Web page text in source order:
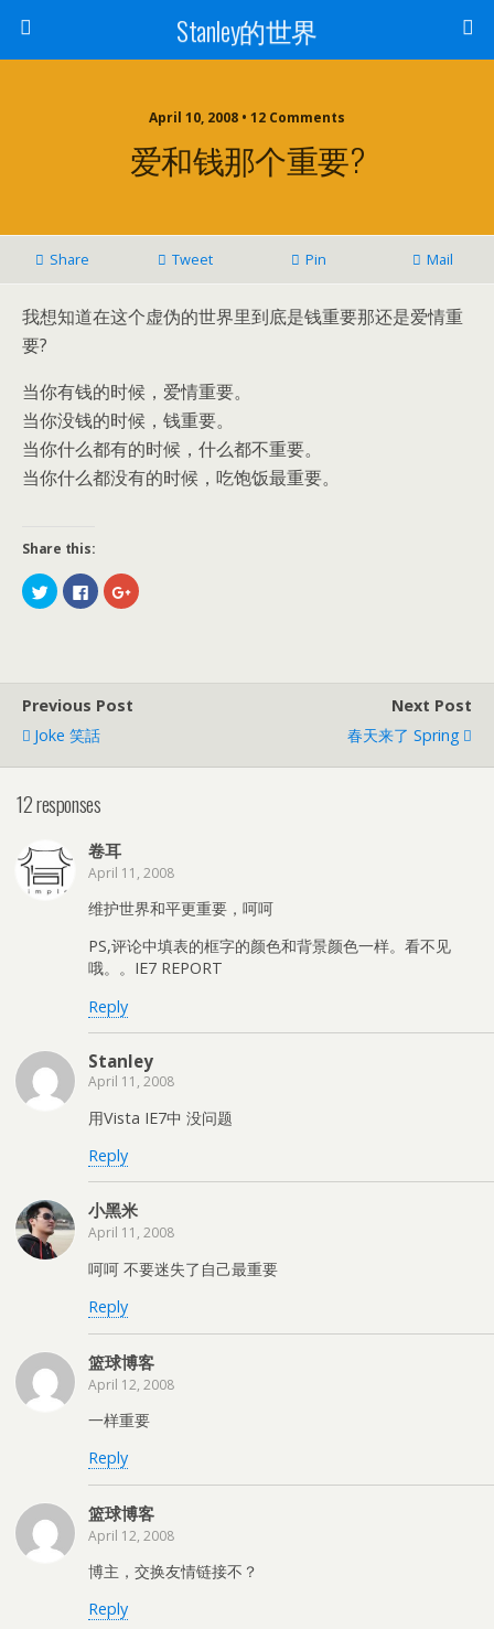
Stanley的世界
April 10, 2008 • 12 Comments
爱和钱那个重要?
Share Tweet Pin Mail
我想知道在这个虚伪的世界里到底是钱重要那还是爱情重
要?
当你有钱的时候，爱情重要。
当你没钱的时候，钱重要。
当你什么都有的时候，什么都不重要。
当你什么都没有的时候，吃饱饭最重要。
Share this:
C
l
a
e
o
T
i
t
r
(
O
p
d
w
)
C
l
a
e
o
F
c
e
o
o
k
(
p
e
s
i
n
e
w
w
i
n
d
o
w
C
l
a
G
(
O
e
n
i
n
n
n
d
o
w
)
Previous Post
Joke 笑話
Next Post
春天来了 Spring
12 responses
卷耳
April 11, 2008
维护世界和平更重要，呵呵
PS,评论中填表的框字的颜色和背景颜色一样。看不见
哦。。IE7 REPORT
Reply
Stanley
April 11, 2008
用Vista IE7中 没问题
Reply
小黑米
April 11, 2008
呵呵 不要迷失了自己最重要
Reply
篮球博客
April 12, 2008
一样重要
Reply
篮球博客
April 12, 2008
博主，交换友情链接不？
Reply